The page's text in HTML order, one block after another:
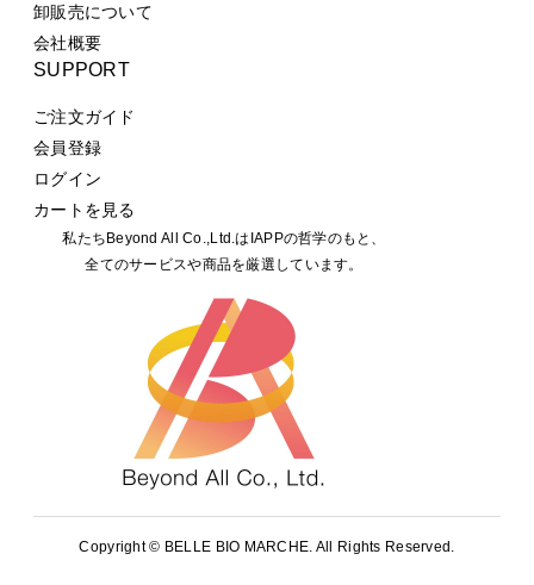
卸販売について
会社概要
SUPPORT
ご注文ガイド
会員登録
ログイン
カートを見る
私たちBeyond All Co.,Ltd.はIAPPの哲学のもと、
全てのサービスや商品を厳選しています。
Copyright © BELLE BIO MARCHE. All Rights Reserved.